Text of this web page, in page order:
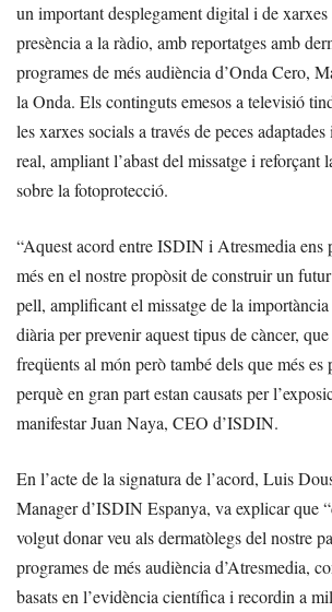
un important desplegament digital i de
presència a la ràdio, amb reportatges amb
programes de més audiència d’Onda Cero,
la Onda. Els continguts emesos a televisió
les xarxes socials a través de peces
real, ampliant l’abast del missatge i reforçant
sobre la fotoprotecció.
“Aquest acord entre ISDIN i Atresmedia ens
més en el nostre propòsit de construir un
pell, amplificant el missatge de la
diària per prevenir aquest tipus de càncer,
freqüents al món però també dels que més es
perquè en gran part estan causats per
manifestar Juan Naya, CEO d’ISDIN.
En l’acte de la signatura de l’acord, Luis
Manager d’ISDIN Espanya, va explicar que
volgut donar veu als dermatòlegs del nostre
programes de més audiència d’Atresmedia,
basats en l’evidència científica i recordin a